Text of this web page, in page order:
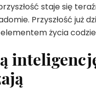
staje się
Przyszłość już
życia